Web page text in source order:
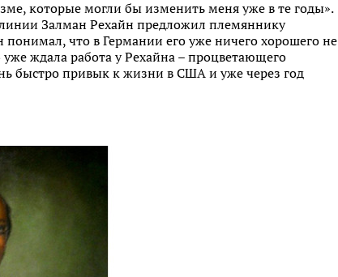
которые могли бы изменить меня уже в те годы».
линии Залман Рехайн предложил племяннику
что в Германии его уже ничего хорошего не
ждала работа у Рехайна – процветающего
быстро привык к жизни в США и уже через год